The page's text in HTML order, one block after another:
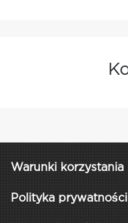
Warunki korzystania
Polityka prywatności